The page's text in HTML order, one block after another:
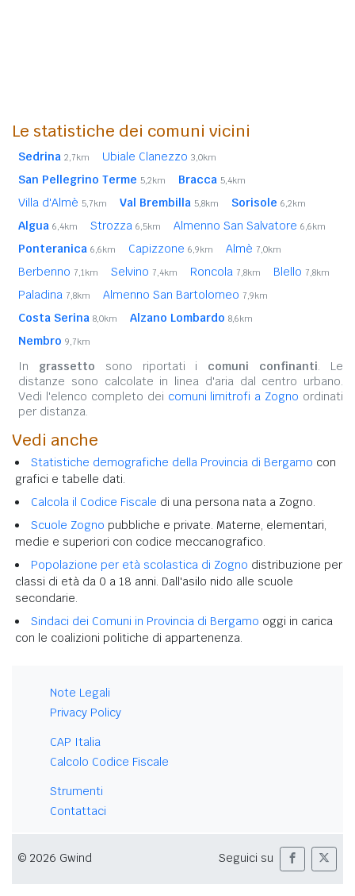
Le statistiche dei comuni vicini
Sedrina 2,7km Ubiale Clanezzo 3,0km
San Pellegrino Terme 5,2km Bracca 5,4km
Villa d'Almè 5,7km Val Brembilla 5,8km Sorisole 6,2km
Algua 6,4km Strozza 6,5km Almenno San Salvatore 6,6km
Ponteranica 6,6km Capizzone 6,9km Almè 7,0km
Berbenno 7,1km Selvino 7,4km Roncola 7,8km Blello 7,8km
Paladina 7,8km Almenno San Bartolomeo 7,9km
Costa Serina 8,0km Alzano Lombardo 8,6km
Nembro 9,7km
In grassetto sono riportati i comuni confinanti. Le
distanze sono calcolate in linea d'aria dal centro urbano.
Vedi l'elenco completo dei comuni limitrofi a Zogno ordinati
per distanza.
Vedi anche
Statistiche demografiche della Provincia di Bergamo con
grafici e tabelle dati.
Calcola il Codice Fiscale di una persona nata a Zogno.
Scuole Zogno pubbliche e private. Materne, elementari,
medie e superiori con codice meccanografico.
Popolazione per età scolastica di Zogno distribuzione per
classi di età da 0 a 18 anni. Dall'asilo nido alle scuole
secondarie.
Sindaci dei Comuni in Provincia di Bergamo oggi in carica
con le coalizioni politiche di appartenenza.
Note Legali
Privacy Policy
CAP Italia
Calcolo Codice Fiscale
Strumenti
Contattaci
© 2026 Gwind Seguici su